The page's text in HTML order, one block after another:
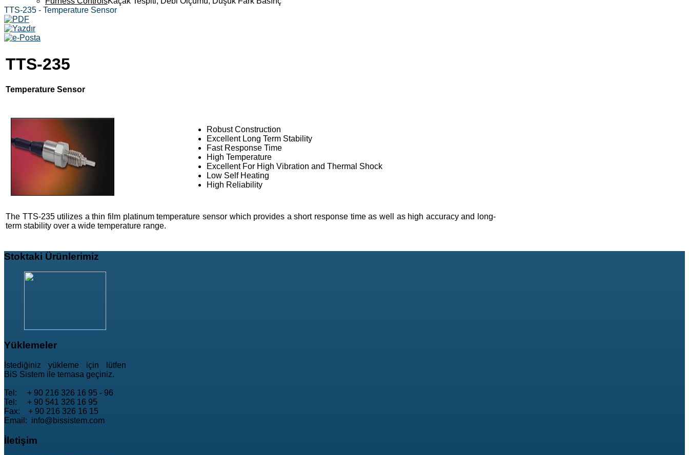
TTS-235 - Temperature Sensor
TTS-235
Temperature Sensor
Robust Construction
Excellent Long Term Stability
Fast Response Time
High Temperature
Excellent For High Vibration and Thermal Shock
Low Self Heating
High Reliability
The TTS-235 utilizes a thin film platinum temperature sensor which provides a short response time as well as high accuracy and long-
term stability over a wide temperature range.
Stoktaki Ürünlerimiz
Yüklemeler
İstediğiniz yükleme için lütfen
BiS Sistem ile temasa geçiniz.
Tel: + 90 216 326 16 95 - 96
Tel: + 90 541 326 16 95
Fax: + 90 216 326 16 15
Email: info@bissistem.com
İletişim